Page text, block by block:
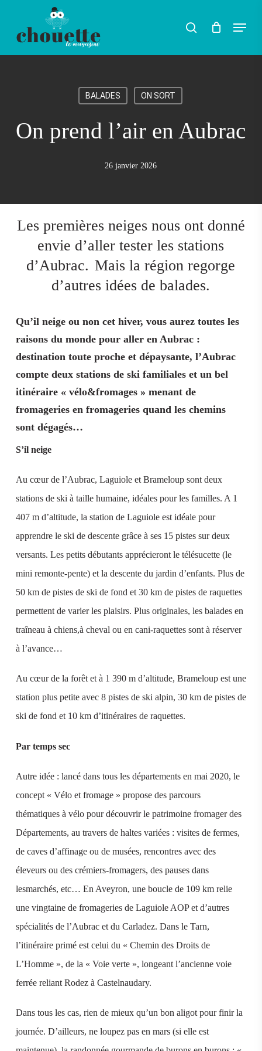
Rechercher
search Menu
BALADES ON SORT
On prend l’air en Aubrac
26 janvier 2026
Les premières neiges nous ont donné
envie d’aller tester les stations
d’Aubrac. Mais la région regorge
d’autres idées de balades.
Qu’il neige ou non cet hiver, vous aurez toutes les
raisons du monde pour aller en Aubrac :
destination toute proche et dépaysante, l’Aubrac
compte deux stations de ski familiales et un bel
itinéraire « vélo&fromages » menant de
fromageries en fromageries quand les chemins
sont dégagés…
S’il neige
Au cœur de l’Aubrac, Laguiole et Brameloup sont deux
stations de ski à taille humaine, idéales pour les familles. A 1
407 m d’altitude, la station de Laguiole est idéale pour
apprendre le ski de descente grâce à ses 15 pistes sur deux
versants. Les petits débutants apprécieront le télésucette (le
mini remonte-pente) et la descente du jardin d’enfants. Plus de
50 km de pistes de ski de fond et 30 km de pistes de raquettes
permettent de varier les plaisirs. Plus originales, les balades en
traîneau à chiens,à cheval ou en cani-raquettes sont à réserver
à l’avance…
Au cœur de la forêt et à 1 390 m d’altitude, Brameloup est une
station plus petite avec 8 pistes de ski alpin, 30 km de pistes de
ski de fond et 10 km d’itinéraires de raquettes.
Par temps sec
Autre idée : lancé dans tous les départements en mai 2020, le
concept « Vélo et fromage » propose des parcours
thématiques à vélo pour découvrir le patrimoine fromager des
Départements, au travers de haltes variées : visites de fermes,
de caves d’affinage ou de musées, rencontres avec des
éleveurs ou des crémiers-fromagers, des pauses dans
lesmarchés, etc… En Aveyron, une boucle de 109 km relie
une vingtaine de fromageries de Laguiole AOP et d’autres
spécialités de l’Aubrac et du Carladez. Dans le Tarn,
l’itinéraire primé est celui du « Chemin des Droits de
L’Homme », de la « Voie verte », longeant l’ancienne voie
ferrée reliant Rodez à Castelnaudary.
Dans tous les cas, rien de mieux qu’un bon aligot pour finir la
journée. D’ailleurs, ne loupez pas en mars (si elle est